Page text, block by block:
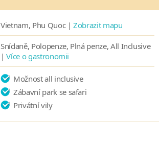
Vietnam, Phu Quoc |Zobrazit mapu
Snídaně, Polopenze, Plná penze, All Inclusive
|Více o gastronomii
Možnost all inclusive
Zábavní park se safari
Privátní vily